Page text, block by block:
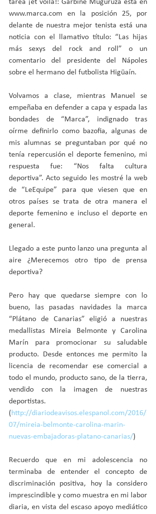
tarea ¡et voila!: Garbiñe Muguruza está en
www.marca.com en la posición 25, por
delante de nuestra mejor tenista está una
noticia con el llamativo título: “Las hijas
más sexys del rock and roll” o un
comentario del presidente del Nápoles
sobre el hermano del futbolista Higüaín.
Volvamos a clase, mientras Manuel se
empeñaba en defender a capa y espada las
bondades de “Marca”, indignado tras
oírme definirlo como bazofia, algunas de
mis alumnas se preguntaban por qué no
tenía repercusión el deporte femenino, mi
respuesta fue: “Nos falta cultura
deportiva”. Acto seguido les mostré la web
de “LeEquipe” para que viesen que en
otros países se trata de otra manera el
deporte femenino e incluso el deporte en
general.
Llegado a este punto lanzo una pregunta al
aire ¿Merecemos otro tipo de prensa
deportiva?
Pero hay que quedarse siempre con lo
bueno, las pasadas navidades la marca
“Plátano de Canarias” eligió a nuestras
medallistas Mireia Belmonte y Carolina
Marín para promocionar su saludable
producto. Desde entonces me permito la
licencia de recomendar ese comercial a
todo el mundo, producto sano, de la tierra,
vendido con la imagen de nuestras
deportistas.
(http://diariodeavisos.elespanol.com/2016/
07/mireia-belmonte-carolina-marin-
nuevas-embajadoras-platano-canarias/)
Recuerdo que en mi adolescencia no
terminaba de entender el concepto de
discriminación positiva, hoy la considero
imprescindible y como muestra en mi labor
diaria, en vista del escaso apoyo mediático